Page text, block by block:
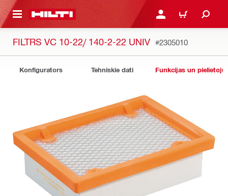
SATURU PIESLĒGTIES VAI
IEPIRKŠANĀS
FILTRS VC 10-22/ 140-2-22 UNIV #2305010
Konfigurators Tehniskie dati Funkcijas un